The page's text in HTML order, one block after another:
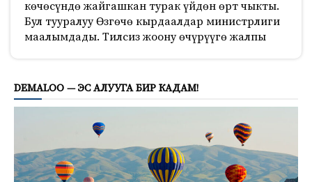
көчөсүндө жайгашкан турак үйдөн өрт чыкты.
Бул тууралуу Өзгөчө кырдаалдар министрлиги
маалымдады. Тилсиз жоону өчүрүүгө жалпы
DEMALOO — ЭС АЛУУГА БИР КАДАМ!